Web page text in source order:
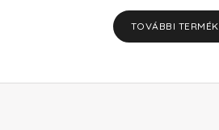
TOVÁBBI